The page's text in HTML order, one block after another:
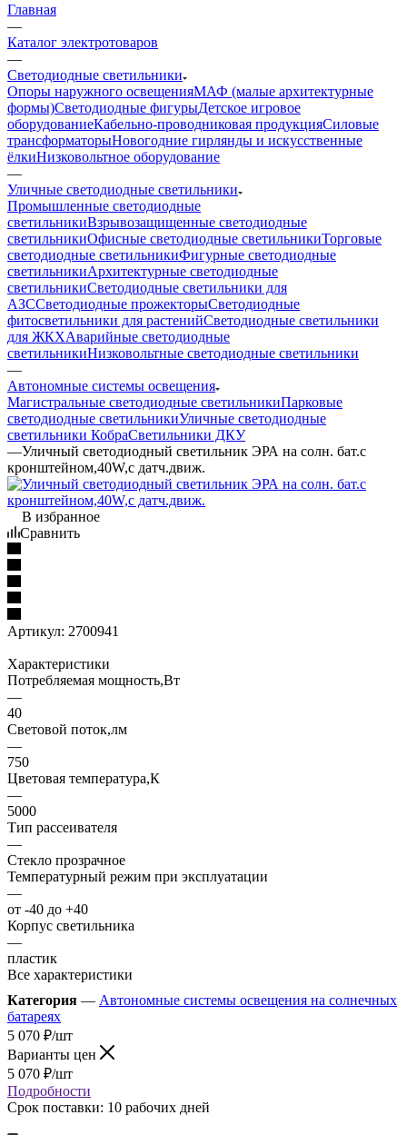
Главная
—
Каталог электротоваров
—
Светодиодные светильники
Опоры наружного освещенияМАФ (малые архитектурные
формы)Светодиодные фигурыДетское игровое
оборудованиеКабельно-проводниковая продукцияСиловые
трансформаторыНовогодние гирлянды и искусственные
ёлкиНизковольтное оборудование
—
Уличные светодиодные светильники
Промышленные светодиодные
светильникиВзрывозащищенные светодиодные
светильникиОфисные светодиодные светильникиТорговые
светодиодные светильникиФигурные светодиодные
светильникиАрхитектурные светодиодные
светильникиСветодиодные светильники для
АЗССветодиодные прожекторыСветодиодные
фитосветильники для растенийСветодиодные светильники
для ЖКХАварийные светодиодные
светильникиНизковольтные светодиодные светильники
—
Автономные системы освещения
Магистральные светодиодные светильникиПарковые
светодиодные светильникиУличные светодиодные
светильники КобраСветильники ДКУ
—Уличный светодиодный светильник ЭРА на солн. бат.с
кронштейном,40W,с датч.движ.
В избранное
Сравнить
Артикул: 2700941
Характеристики
Потребляемая мощность,Вт
—
40
Световой поток,лм
—
750
Цветовая температура,К
—
5000
Тип рассеивателя
—
Стекло прозрачное
Температурный режим при эксплуатации
—
от -40 до +40
Корпус светильника
—
пластик
Все характеристики
Категория — Автономные системы освещения на солнечных
батареях
5 070 ₽/шт
Варианты цен
5 070 ₽/шт
Подробности
Срок поставки: 10 рабочих дней